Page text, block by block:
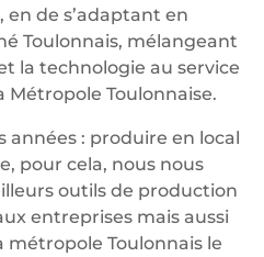
en de s’adaptant en
Toulonnais, mélangeant
la technologie au service
Métropole Toulonnaise.
années : produire en local
pour cela, nous nous
outils de production
entreprises mais aussi
Toulonnais le